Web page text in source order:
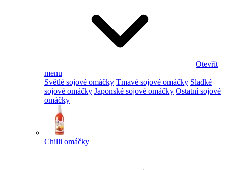
Otevřít
menu
Světlé sojové omáčky Tmavé sojové omáčky Sladké
sojové omáčky Japonské sojové omáčky Ostatní sojové
omáčky
Chilli omáčky